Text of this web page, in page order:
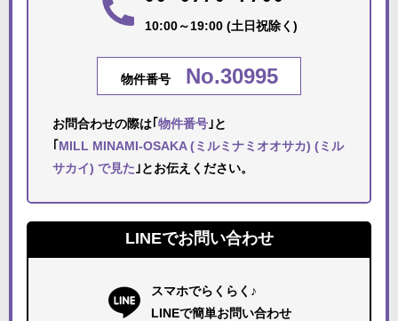
10:00～19:00 (土日祝除く)
物件番号 No.30995
お問合わせの際は｢ 物件番号 ｣と
MILL MINAMI-OSAKA (ミルミナミオオサカ) (ミル
サカイ) で見た ｣とお伝えください。
LINEでお問い合わせ
スマホでらくらく♪
LINEで簡単お問い合わせ